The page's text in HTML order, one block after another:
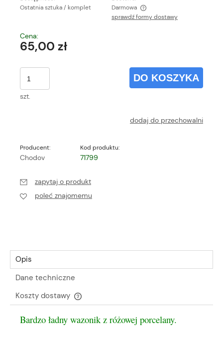
Ostatnia sztuka / komplet
Darmowa
Cena nie zawiera ewentualnych kosztów płatności
sprawdź formy dostawy
Cena:
65,00 zł
szt.
DO KOSZYKA
dodaj do przechowalni
Producent:
Chodov
Kod produktu:
71799
zapytaj o produkt
poleć znajomemu
Opis
Dane techniczne
Koszty dostawy
Cena nie zawiera ewentualnych kosztów płatności
Bardzo ładny wazonik z różowej porcelany.